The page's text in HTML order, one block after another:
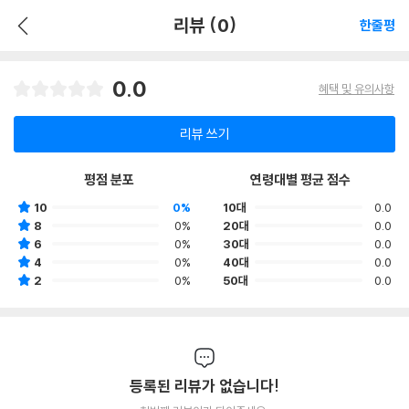
리뷰 (0) 한줄평
0.0 혜택 및 유의사항
리뷰 쓰기
평점 분포
10
0%
8
0%
6
0%
4
0%
2
0%
연령대별 평균 점수
10대
0.0
20대
0.0
30대
0.0
40대
0.0
50대
0.0
등록된 리뷰가 없습니다!